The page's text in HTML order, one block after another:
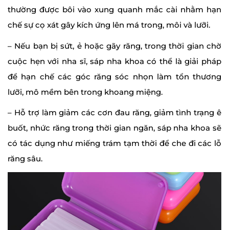
thường được bôi vào xung quanh mắc cài nhằm hạn
chế sự cọ xát gây kích ứng lên má trong, môi và lưỡi.
– Nếu bạn bị sứt, ẻ hoặc gãy răng, trong thời gian chờ
cuộc hẹn với nha sĩ, sáp nha khoa có thể là giải pháp
để hạn chế các góc răng sóc nhọn làm tổn thương
lưỡi, mô mềm bên trong khoang miệng.
– Hỗ trợ làm giảm các cơn đau răng, giảm tình trạng ê
buốt, nhức răng trong thời gian ngăn, sáp nha khoa sẽ
có tác dụng như miếng trám tạm thời để che đi các lỗ
răng sâu.